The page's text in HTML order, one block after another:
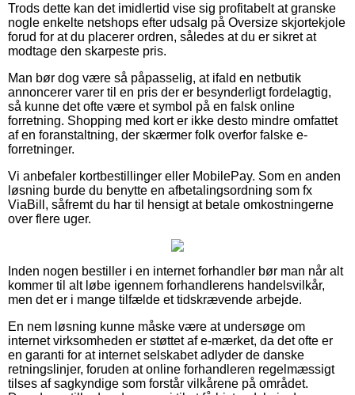
Trods dette kan det imidlertid vise sig profitabelt at granske
nogle enkelte netshops efter udsalg på Oversize skjortekjole
forud for at du placerer ordren, således at du er sikret at
modtage den skarpeste pris.
Man bør dog være så påpasselig, at ifald en netbutik
annoncerer varer til en pris der er besynderligt fordelagtig,
så kunne det ofte være et symbol på en falsk online
forretning. Shopping med kort er ikke desto mindre omfattet
af en foranstaltning, der skærmer folk overfor falske e-
forretninger.
Vi anbefaler kortbestillinger eller MobilePay. Som en anden
løsning burde du benytte en afbetalingsordning som fx
ViaBill, såfremt du har til hensigt at betale omkostningerne
over flere uger.
Inden nogen bestiller i en internet forhandler bør man når alt
kommer til alt løbe igennem forhandlerens handelsvilkår,
men det er i mange tilfælde et tidskrævende arbejde.
En nem løsning kunne måske være at undersøge om
internet virksomheden er støttet af e-mærket, da det ofte er
en garanti for at internet selskabet adlyder de danske
retningslinjer, foruden at online forhandleren regelmæssigt
tilses af sagkyndige som forstår vilkårene på området.